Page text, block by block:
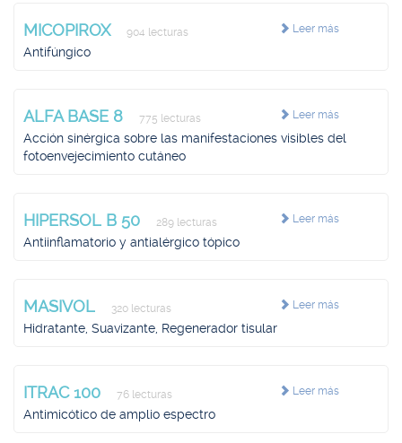
Leer más
MICOPIROX 904 lecturas
Antifúngico
Leer más
ALFA BASE 8 775 lecturas
Acción sinérgica sobre las manifestaciones visibles del
fotoenvejecimiento cutáneo
Leer más
HIPERSOL B 50 289 lecturas
Antiinflamatorio y antialérgico tópico
Leer más
MASIVOL 320 lecturas
Hidratante, Suavizante, Regenerador tisular
Leer más
ITRAC 100 76 lecturas
Antimicótico de amplio espectro